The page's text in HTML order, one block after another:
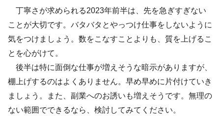
丁寧さが求められる2023年前半は、先を急ぎすぎない
ことが大切です。バタバタとやっつけ仕事をしないように
気をつけましょう。数をこなすことよりも、質を上げるこ
とを心がけて。
後半は特に面倒な仕事が増えそうな暗示がありますが、
棚上げするのはよくありません。早め早めに片付けていき
ましょう。また、副業へのお誘いも増えそうです。無理の
ない範囲でできるなら、検討してみてください。